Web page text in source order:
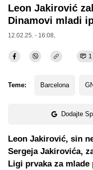
Leon Jakirović
Dinamovi mladi
12.02.25. - 16:08,
1
Teme: Barcelona
Dodajte
Leon Jakirović, sin
Sergeja Jakirovića,
Ligi prvaka za